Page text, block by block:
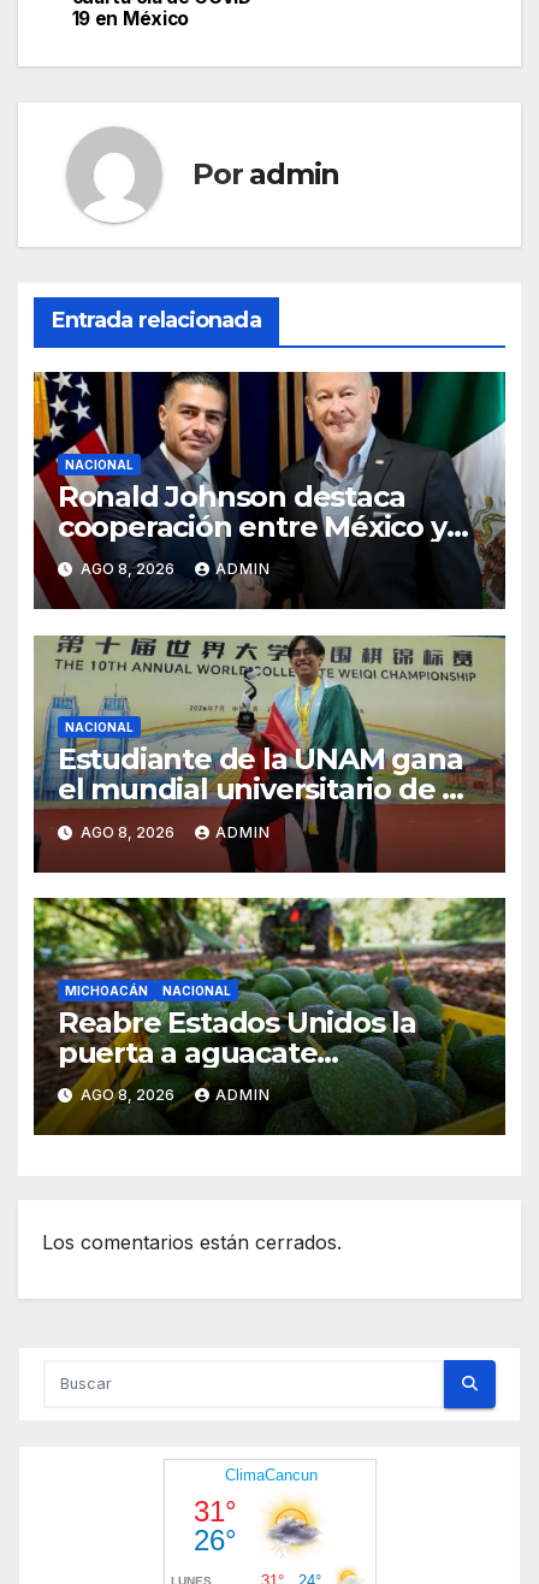
19 en México
Por admin
Entrada relacionada
NACIONAL
Ronald Johnson destaca
cooperación entre México y
EU para la seguridad en
región aguacatera de
Michoacán
AGO 8, 2026 ADMIN
NACIONAL
Estudiante de la UNAM gana
el mundial universitario de Go
en China
AGO 8, 2026 ADMIN
MICHOACÁN NACIONAL
Reabre Estados Unidos la
puerta a aguacate
michoacano de forma
“gradual”
AGO 8, 2026 ADMIN
Los comentarios están cerrados.